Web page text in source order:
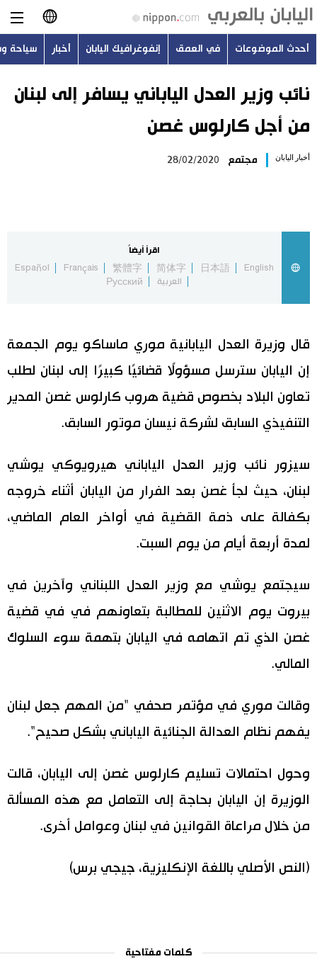
日本語
English
Русский
أحدث الموضوعات
اليابان في فيديو
مانغا وأنيمي
علوم وتكنولوجيا
الأقسام
صور
أشخاص
تجارب وآراء
سياسة
اقتصاد
مجتمع
لايف ستايل
طوكيو
إعلان
اللغة اليابانية
موسوعة اليابان
المطبخ الياباني
تواصل معنا
أحدث الموضوعات في العمق إنفوغرافيك اليابان أخبار سياحة
نائب وزير العدل الياباني يسافر إلى لبنان
من أجل كارلوس غصن
أخبار اليابان مجتمع 28/02/2020
اقرأ أيضاً
English
日本語
简体字
繁體字
Français
Español
العربية
Русский
قال وزيرة العدل اليابانية موري ماساكو يوم الجمعة
إن اليابان سترسل مسؤولًا قضائيًا كبيرًا إلى لبنان لطلب
تعاون البلاد بخصوص قضية هروب كارلوس غصن المدير
التنفيذي السابق لشركة نيسان موتور السابق.
سيزور نائب وزير العدل الياباني هيرويوكي يوشي
لبنان، حيث لجأ غصن بعد الفرار من اليابان أثناء خروجه
بكفالة على ذمة القضية في أواخر العام الماضي،
لمدة أربعة أيام من يوم السبت.
سيجتمع يوشي مع وزير العدل اللبناني وآخرين في
بيروت يوم الاثنين للمطالبة بتعاونهم في في قضية
غصن الذي تم اتهامه في اليابان بتهمة سوء السلوك
المالي.
وقالت موري في مؤتمر صحفي "من المهم جعل لبنان
يفهم نظام العدالة الجنائية الياباني بشكل صحيح".
وحول احتمالات تسليم كارلوس غصن إلى اليابان، قالت
الوزيرة إن اليابان بحاجة إلى التعامل مع هذه المسألة
من خلال مراعاة القوانين في لبنان وعوامل أخرى.
(النص الأصلي باللغة الإنكليزية، جيجي برس)
كلمات مفتاحية